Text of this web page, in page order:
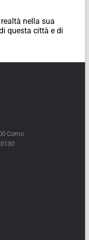
nella sua
questa città e di
Como